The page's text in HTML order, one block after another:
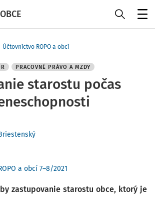
Účtovníctvo ROPO a obcí
PRACOVNÉ PRÁVO A MZDY
starostu počas
a obcí 7–8/2021
zastupovanie starostu obce, ktorý je